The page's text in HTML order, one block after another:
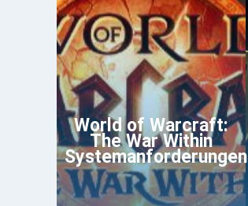
World of Warcraft:
The War Within
Systemanforderungen